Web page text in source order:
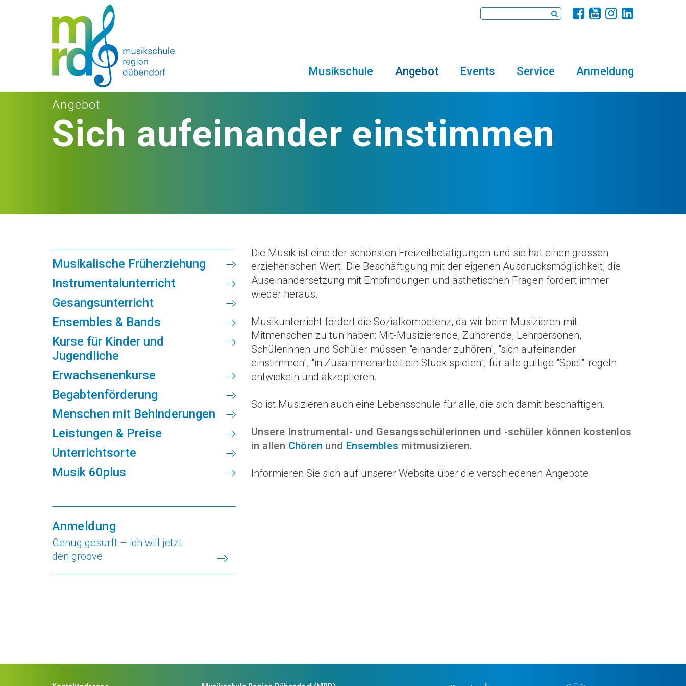
Musikschule Angebot Events Service Anmeldung
Angebot
Sich aufeinander einstimmen
Musikalische Früherziehung
Instrumentalunterricht
Gesangsunterricht
Ensembles & Bands
Kurse für Kinder und
Jugendliche
Erwachsenenkurse
Begabtenförderung
Menschen mit Behinderungen
Leistungen & Preise
Unterrichtsorte
Musik 60plus
Anmeldung
Genug gesurft – ich will jetzt
den groove
Die Musik ist eine der schönsten Freizeitbetätigungen und sie hat einen grossen
erzieherischen Wert. Die Beschäftigung mit der eigenen Ausdrucksmöglichkeit, die
Auseinandersetzung mit Empfindungen und ästhetischen Fragen fordert immer
wieder heraus.
Musikunterricht fördert die Sozialkompetenz, da wir beim Musizieren mit
Mitmenschen zu tun haben: Mit-Musizierende, Zuhörende, Lehrpersonen,
Schülerinnen und Schüler müssen "einander zuhören", "sich aufeinander
einstimmen", "in Zusammenarbeit ein Stück spielen", für alle gültige "Spiel"-regeln
entwickeln und akzeptieren.
So ist Musizieren auch eine Lebensschule für alle, die sich damit beschäftigen.
Unsere Instrumental- und Gesangsschülerinnen und -schüler können kostenlos
in allen Chören und Ensembles mitmusizieren.
Informieren Sie sich auf unserer Website über die verschiedenen Angebote.